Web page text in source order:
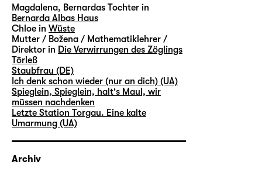
Magdalena, Bernardas Tochter in
Bernarda Albas Haus
Chloe in Wüste
Mutter / Božena / Mathematiklehrer /
Direktor in Die Verwirrungen des Zöglings
Törleß
Staubfrau (DE)
Ich denk schon wieder (nur an dich) (UA)
Spieglein, Spieglein, halt's Maul, wir
müssen nachdenken
Letzte Station Torgau. Eine kalte
Umarmung (UA)
Archiv